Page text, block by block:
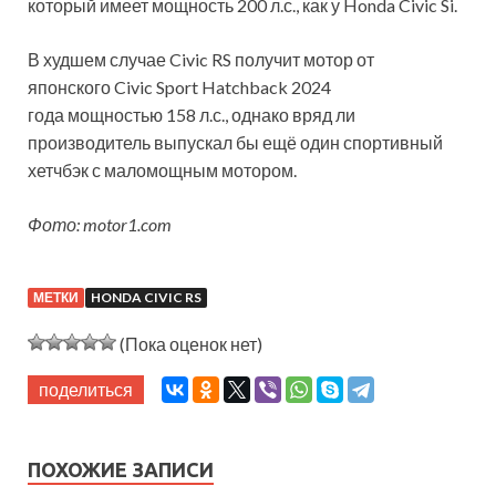
который имеет мощность 200 л.с., как у Honda Civic Si.
В худшем случае Civic RS получит мотор от
японского Civic Sport Hatchback 2024
года мощностью 158 л.с., однако вряд ли
производитель выпускал бы ещё один спортивный
хетчбэк с маломощным мотором.
Фото: motor1.com
МЕТКИ HONDA CIVIC RS
(Пока оценок нет)
поделиться
ПОХОЖИЕ ЗАПИСИ